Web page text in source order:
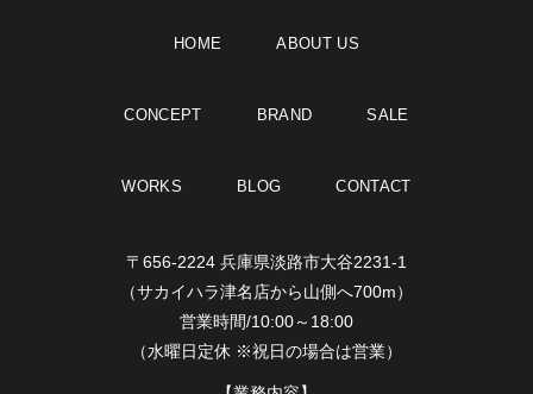
HOME ABOUT US
CONCEPT BRAND SALE
WORKS BLOG CONTACT
〒656-2224 兵庫県淡路市大谷2231-1
（サカイハラ津名店から山側へ700m）
営業時間/10:00～18:00
（水曜日定休 ※祝日の場合は営業）